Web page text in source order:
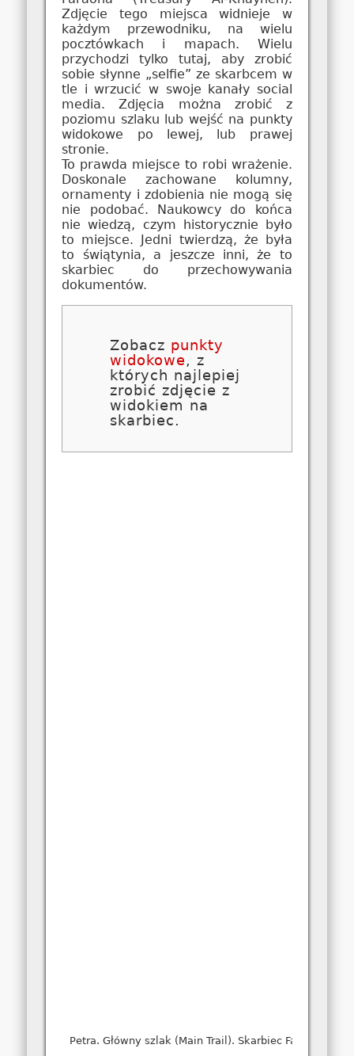
Zdjęcie tego miejsca widnieje w
każdym przewodniku, na wielu
pocztówkach i mapach. Wielu
przychodzi tylko tutaj, aby zrobić
sobie słynne „selfie” ze skarbcem w
tle i wrzucić w swoje kanały social
media. Zdjęcia można zrobić z
poziomu szlaku lub wejść na punkty
widokowe po lewej, lub prawej
stronie.
To prawda miejsce to robi wrażenie.
Doskonale zachowane kolumny,
ornamenty i zdobienia nie mogą się
nie podobać. Naukowcy do końca
nie wiedzą, czym historycznie było
to miejsce. Jedni twierdzą, że była
to świątynia, a jeszcze inni, że to
skarbiec do przechowywania
dokumentów.
Zobacz punkty
widokowe, z
których najlepiej
zrobić zdjęcie z
widokiem na
skarbiec.
Petra. Główny szlak (Main Trail). Skarbiec Faraona